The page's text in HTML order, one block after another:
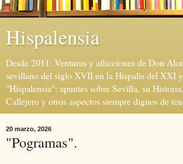
Hispalensia
Desde 2011: Venturas y aflicciones de Don
sevillano del siglo XVII en la Hispalis del XXI
"Hispalensia": apuntes sobre Sevilla, su
Callejero y otros aspectos siempre dignos de
20 marzo, 2026
"Pogramas".